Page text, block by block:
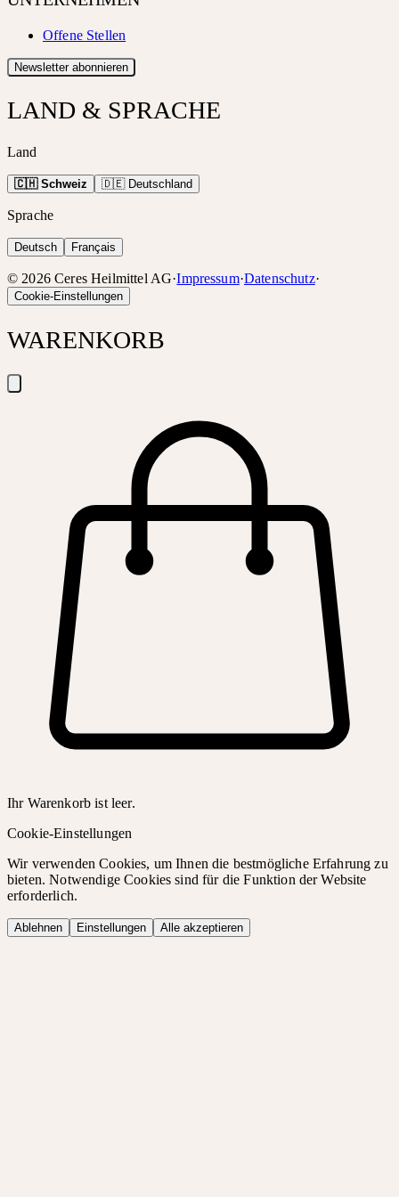
Offene Stellen
Newsletter abonnieren
LAND & SPRACHE
Land
🇨🇭 Schweiz 🇩🇪 Deutschland
Sprache
Deutsch Français
© 2026 Ceres Heilmittel AG·Impressum·Datenschutz·
Cookie-Einstellungen
WARENKORB
Ihr Warenkorb ist leer.
Cookie-Einstellungen
Wir verwenden Cookies, um Ihnen die bestmögliche Erfahrung zu
bieten. Notwendige Cookies sind für die Funktion der Website
erforderlich.
Ablehnen Einstellungen Alle akzeptieren